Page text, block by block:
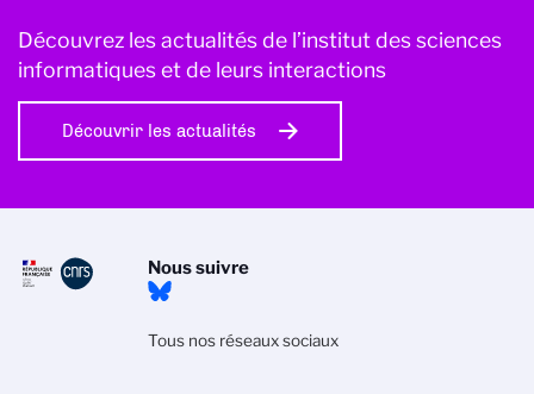
Découvrez les actualités de l’institut des sciences
informatiques et de leurs interactions
Découvrir les actualités
Nous suivre
Tous nos réseaux sociaux